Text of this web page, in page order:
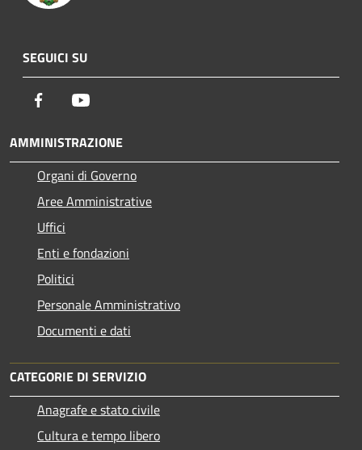
SEGUICI SU
Facebook
AMMINISTRAZIONE
Organi di Governo
Aree Amministrative
Uffici
Enti e fondazioni
Politici
Personale Amministrativo
Documenti e dati
CATEGORIE DI SERVIZIO
Anagrafe e stato civile
Cultura e tempo libero